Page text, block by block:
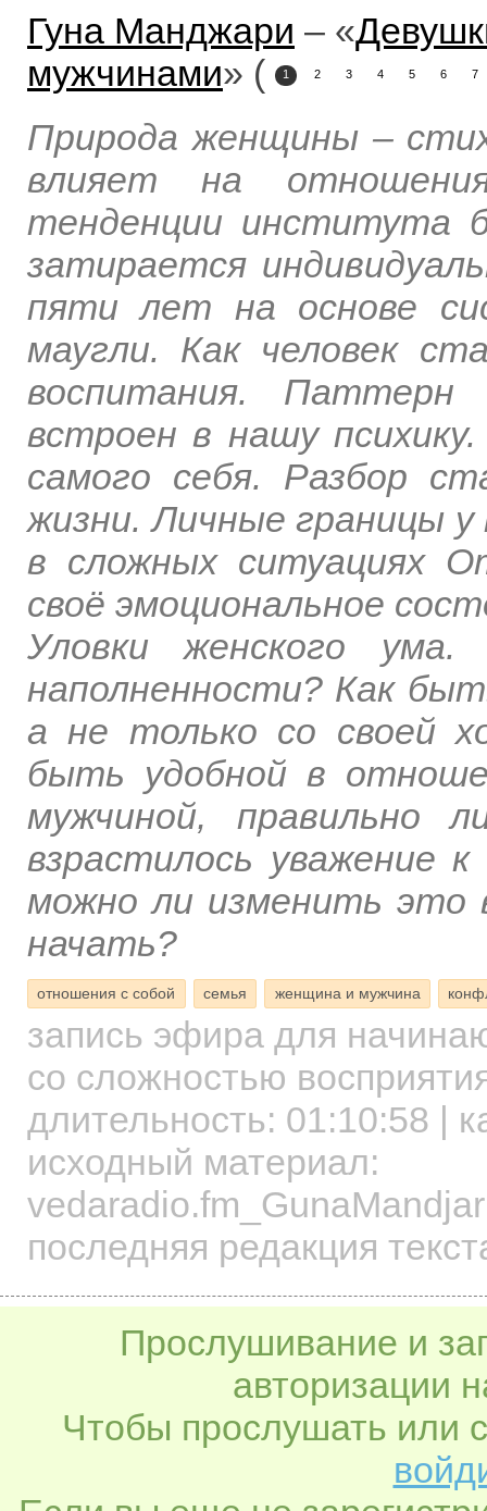
Гуна Манджари – «
мужчинами» ( 1 2 3 4 5 6 7
Природа женщины –
влияет на
тенденции института
затирается
пяти лет на основе
маугли. Как человек
воспитания. Паттерн
встроен в нашу
самого себя. Разбор
жизни. Личные границы
в сложных ситуациях
своё эмоциональное
Уловки женского ума.
наполненности? Как
а не только со своей
быть удобной в
мужчиной,
взрастилось уважение
можно ли изменить это
начать?
отношения с собой семья женщина и мужчина
запись эфира для
со сложностью
длительность: 01:10:58 |
исходный материал:
последняя редакция
Прослушивание и
авторизации
Чтобы прослушать или